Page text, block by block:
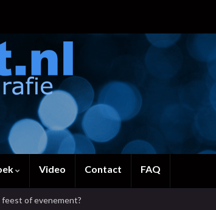
Video Contact FAQ
of evenement?